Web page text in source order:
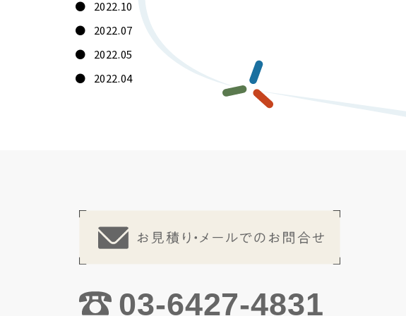
2022.10
2022.07
2022.05
2022.04
03-6427-4831